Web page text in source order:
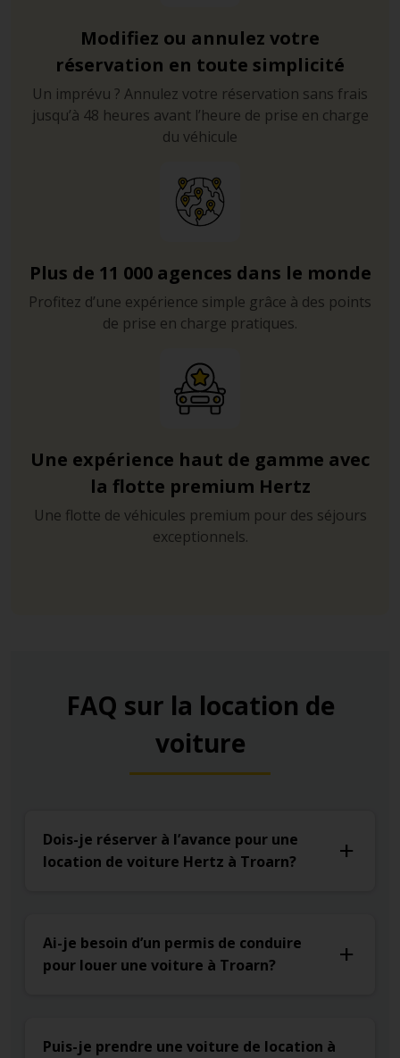
Modifiez ou annulez votre
réservation en toute simplicité
Un imprévu ? Annulez votre réservation sans frais
jusqu’à 48 heures avant l’heure de prise en charge
du véhicule
Plus de 11 000 agences dans le monde
Profitez d’une expérience simple grâce à des points
de prise en charge pratiques.
Une expérience haut de gamme avec
la flotte premium Hertz
Une flotte de véhicules premium pour des séjours
exceptionnels.
FAQ sur la location de
voiture
Dois-je réserver à l’avance pour une
location de voiture Hertz à Troarn?
Ai-je besoin d’un permis de conduire
pour louer une voiture à Troarn?
Puis-je prendre une voiture de location à